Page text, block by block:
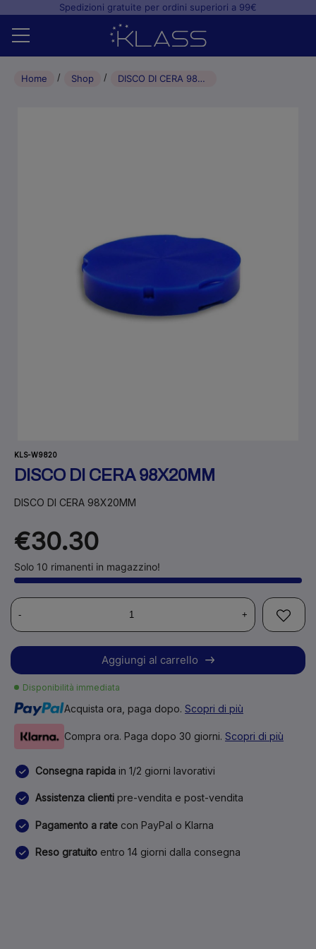
Spedizioni gratuite per ordini superiori a 99€
HomeHome Shop DISCO DI CERA 98X20MM
KLS-W9820
DISCO DI CERA 98X20MM
DISCO DI CERA 98X20MM
€30.30
Solo 10 rimanenti in magazzino!
- +
Aggiungi al carrello
Disponibilità immediata
Acquista ora, paga dopo. Scopri di più
Compra ora. Paga dopo 30 giorni. Scopri di più
Consegna rapida in 1/2 giorni lavorativi
Assistenza clienti pre-vendita e post-vendita
Pagamento a rate con PayPal o Klarna
Reso gratuito entro 14 giorni dalla consegna